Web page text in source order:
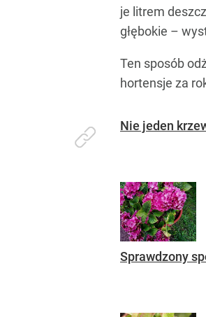
je litrem
głębokie –
Ten sposób
hortensje za
Nie jeden
Sprawdzony